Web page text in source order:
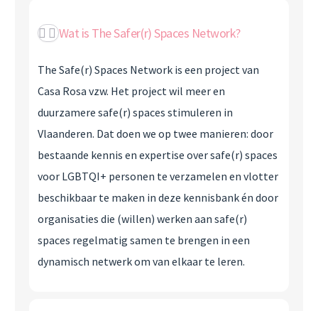
Wat is The Safer(r) Spaces Network?
The Safe(r) Spaces Network is een project van
Casa Rosa vzw. Het project wil meer en
duurzamere safe(r) spaces stimuleren in
Vlaanderen. Dat doen we op twee manieren: door
bestaande kennis en expertise over safe(r) spaces
voor LGBTQI+ personen te verzamelen en vlotter
beschikbaar te maken in deze kennisbank én door
organisaties die (willen) werken aan safe(r)
spaces regelmatig samen te brengen in een
dynamisch netwerk om van elkaar te leren.